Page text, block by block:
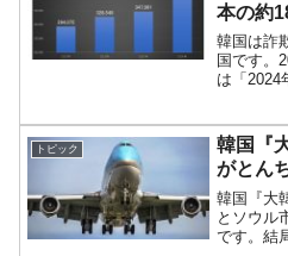
本の約
韓国は詐
国です。
は「2024
いてのデ
分のデ
の2024年
9,9...
トピック
韓国『
がとん
韓国『大
とソウル
です。結